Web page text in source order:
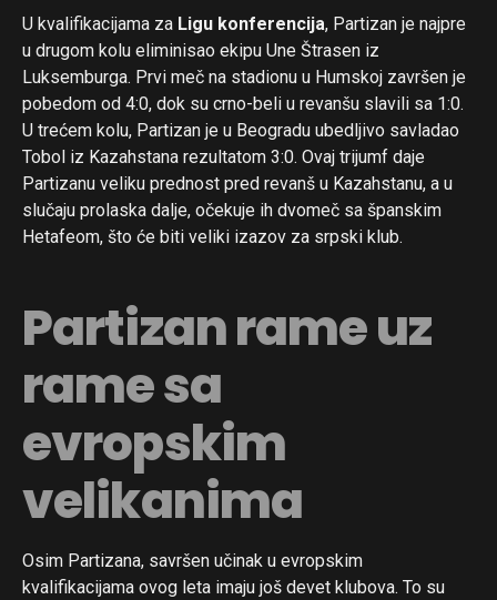
U kvalifikacijama za Ligu konferencija, Partizan je najpre
u drugom kolu eliminisao ekipu Une Štrasen iz
Luksemburga. Prvi meč na stadionu u Humskoj završen je
pobedom od 4:0, dok su crno-beli u revanšu slavili sa 1:0.
U trećem kolu, Partizan je u Beogradu ubedljivo savladao
Tobol iz Kazahstana rezultatom 3:0. Ovaj trijumf daje
Partizanu veliku prednost pred revanš u Kazahstanu, a u
slučaju prolaska dalje, očekuje ih dvomeč sa španskim
Hetafeom, što će biti veliki izazov za srpski klub.
Partizan rame uz
rame sa
evropskim
velikanima
Osim Partizana, savršen učinak u evropskim
kvalifikacijama ovog leta imaju još devet klubova. To su